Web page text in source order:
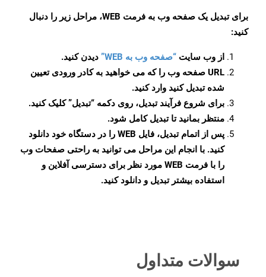
برای تبدیل یک صفحه وب به فرمت WEB، مراحل زیر را دنبال
کنید:
از وب سایت “صفحه وب به WEB”
دیدن کنید.
URL صفحه وب را که می خواهید به کادر ورودی تعیین
شده تبدیل کنید وارد کنید.
برای شروع فرآیند تبدیل، روی دکمه “تبدیل” کلیک کنید.
منتظر بمانید تا تبدیل کامل شود.
پس از اتمام تبدیل، فایل WEB را در دستگاه خود دانلود
کنید. با انجام این مراحل می توانید به راحتی صفحات وب
را با فرمت WEB مورد نظر برای دسترسی آفلاین و
استفاده بیشتر تبدیل و دانلود کنید.
سوالات متداول